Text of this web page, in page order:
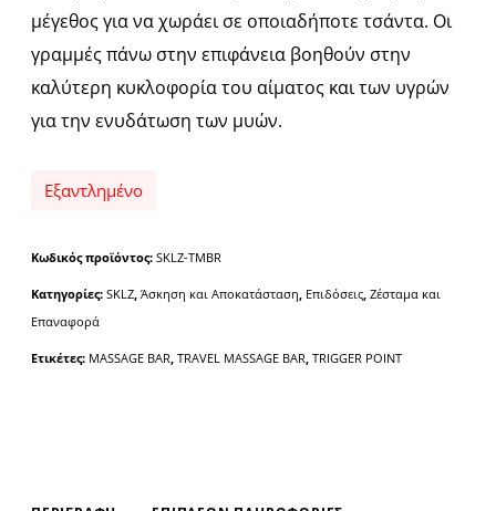
μέγεθος για να χωράει σε οποιαδήποτε τσάντα. Οι
γραμμές πάνω στην επιφάνεια βοηθούν στην
καλύτερη κυκλοφορία του αίματος και των υγρών
για την ενυδάτωση των μυών.
Εξαντλημένο
Κωδικός προϊόντος: SKLZ-TMBR
Κατηγορίες: SKLZ Άσκηση και Αποκατάσταση Επιδόσεις Ζέσταμα και
Επαναφορά
Ετικέτες: MASSAGE BAR TRAVEL MASSAGE BAR TRIGGER POINT